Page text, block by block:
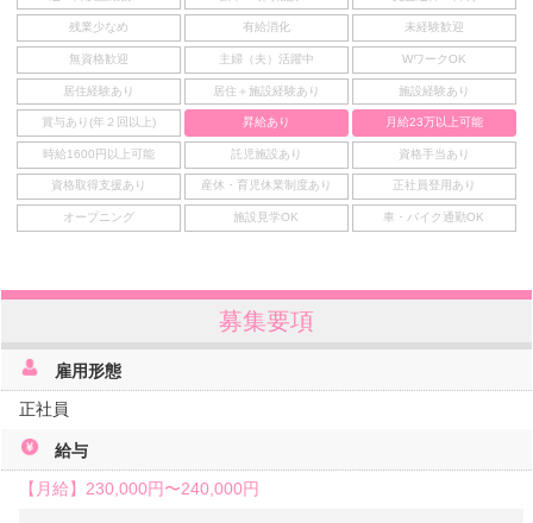
残業少なめ 有給消化 未経験歓迎
無資格歓迎 主婦（夫）活躍中 WワークOK
居住経験あり 居住＋施設経験あり 施設経験あり
賞与あり(年２回以上) 昇給あり 月給23万以上可能
時給1600円以上可能 託児施設あり 資格手当あり
資格取得支援あり 産休・育児休業制度あり 正社員登用あり
オープニング 施設見学OK 車・バイク通勤OK
募集要項
雇用形態
正社員
給与
【月給】 230,000円〜240,000円